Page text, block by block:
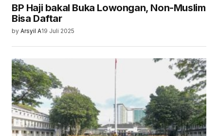
BP Haji bakal Buka Lowongan, Non-Muslim
Bisa Daftar
by Arsyil A19 Juli 2025